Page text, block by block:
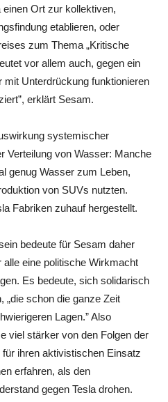
Ort zur kollektiven,
etablieren, oder
zum Thema „Kritische
vor allem auch, gegen ein
Unterdrückung funktionieren
erklärt Sesam.
systemischer
Verteilung von Wasser: Manche
genug Wasser zum Leben,
von SUVs nutzten.
Fabriken zuhauf hergestellt.
bedeute für Sesam daher
eine politische Wirkmacht
Es bedeute, sich solidarisch
„die schon die ganze Zeit
Lagen.” Also
viel stärker von den Folgen der
ihren aktivistischen Einsatz
erfahren, als den
gegen Tesla drohen.